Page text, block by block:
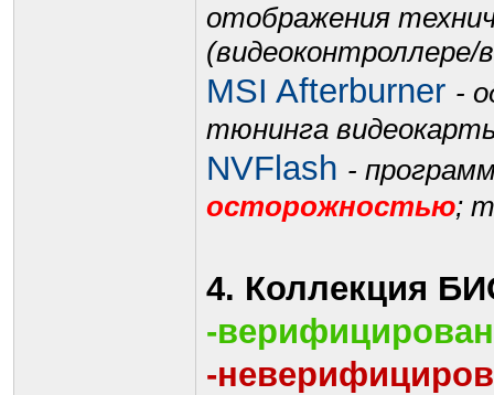
отображения
(видеоконтроллере/
MSI Afterburner -
тюнинга
NVFlash -
осторожностью;
4. Коллекция
-
-